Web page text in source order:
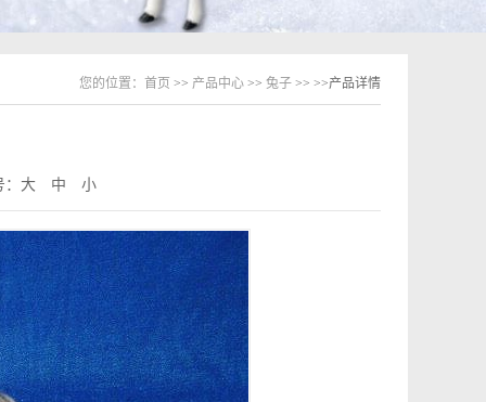
您的位置： 首页 >> 产品中心 >> 兔子 >> >>产品详情
大 中 小